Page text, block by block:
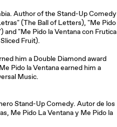
Author of the Stand-Up Comedy
(The Ball of Letters), "Me Pido
and "Me Pido la Ventana con Frutica
Fruit).
him a Double Diamond award
Pido la Ventana earned him a
Music.
Stand-Up Comedy. Autor de los
Me Pido La Ventana y Me Pido la